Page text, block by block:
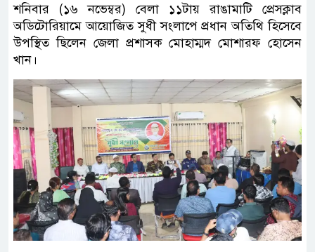
শ‌নিবার (১৬ নভেম্বর) বেলা ১১টায় রাঙামা‌টি প্রেসক্লাব
অডিটোরিয়ামে আ‌য়ো‌জিত সুধী সংলা‌পে প্রধান অ‌তি‌থি হি‌সে‌বে
উপ‌স্থিত ছি‌লেন জেলা প্রশাসক মোহাম্মদ মোশারফ হোসেন
খান।